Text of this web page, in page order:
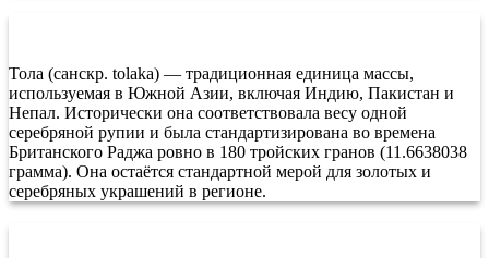
Тола (санскр. tolaka) — традиционная единица массы,
используемая в Южной Азии, включая Индию, Пакистан и
Непал. Исторически она соответствовала весу одной
серебряной рупии и была стандартизирована во времена
Британского Раджа ровно в 180 тройских гранов (11.6638038
грамма). Она остаётся стандартной мерой для золотых и
серебряных украшений в регионе.